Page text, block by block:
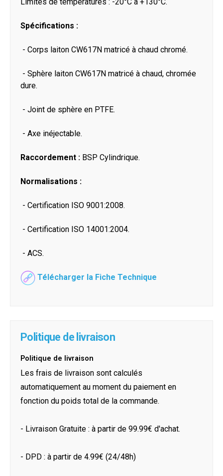
Spécifications :
- Corps laiton CW617N matricé à chaud chromé.
- Sphère laiton CW617N matricé à chaud, chromée
dure.
- Joint de sphère en PTFE.
- Axe inéjectable.
Raccordement : BSP Cylindrique.
Normalisations :
- Certification ISO 9001:2008.
- Certification ISO 14001:2004.
- ACS.
Télécharger la Fiche Technique
Politique de livraison
Politique de livraison
Les frais de livraison sont calculés
automatiquement au moment du paiement en
fonction du poids total de la commande.
- Livraison Gratuite : à partir de 99.99€ d'achat.
- DPD : à partir de 4.99€ (24/48h)